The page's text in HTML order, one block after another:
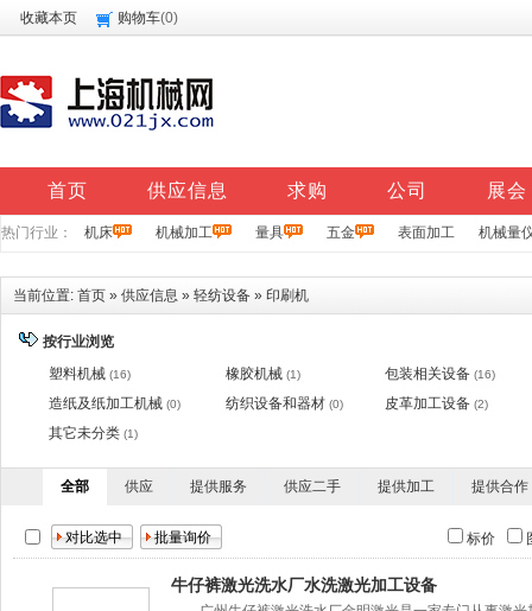
收藏本页 购物车(0)
首页 供应信息 求购 公司 展会
热门行业： 机床 机械加工 量具 五金 表面加工 机械量
当前位置: 首页 » 供应信息 » 轻纺设备 » 印刷机
按行业浏览
塑料机械 (16) 橡胶机械 (1) 包装相关设备 (16)
造纸及纸加工机械 (0) 纺织设备和器材 (0) 皮革加工设备 (2)
其它未分类 (1)
全部 供应 提供服务 供应二手 提供加工 提供合作
标价
牛仔裤激光洗水厂水洗激光加工设备